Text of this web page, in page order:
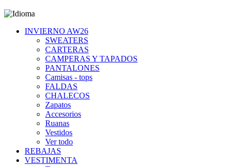
INVIERNO AW26
SWEATERS
CARTERAS
CAMPERAS Y TAPADOS
PANTALONES
Camisas - tops
FALDAS
CHALECOS
Zapatos
Accesorios
Ruanas
Vestidos
Ver todo
REBAJAS
VESTIMENTA